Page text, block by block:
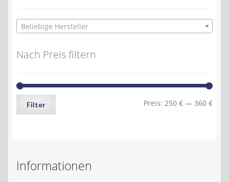
Beliebige Hersteller
Nach Preis filtern
Min.
Max.
Filter Preis: 250 € — 360 €
Informationen